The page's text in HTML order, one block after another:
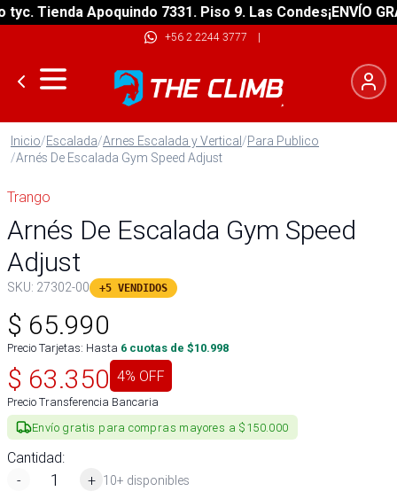
Tienda Apoquindo 7331. Piso 9. Las Condes¡ENVÍO
+56 2 2244 3777 |
Inicio/Escalada/Arnes Escalada y Vertical/Para Publico
/Arnés De Escalada Gym Speed Adjust
Trango
Arnés De Escalada Gym Speed
Adjust
SKU: 27302-00 +5 VENDIDOS
$ 65.990
Precio Tarjetas: Hasta 6 cuotas de $10.998
$ 63.350 4% OFF
Precio Transferencia Bancaria
Envío gratis para compras mayores a $150.000
Cantidad:
-
+ 10+ disponibles